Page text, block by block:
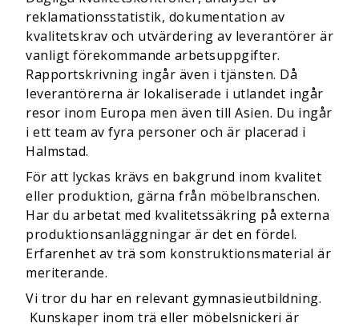
reklamationsstatistik, dokumentation av
kvalitetskrav och utvärdering av leverantörer är
vanligt förekommande arbetsuppgifter.
Rapportskrivning ingår även i tjänsten. Då
leverantörerna är lokaliserade i utlandet ingår
resor inom Europa men även till Asien. Du ingår
i ett team av fyra personer och är placerad i
Halmstad.
För att lyckas krävs en bakgrund inom kvalitet
eller produktion, gärna från möbelbranschen.
Har du arbetat med kvalitetssäkring på externa
produktionsanläggningar är det en fördel.
Erfarenhet av trä som konstruktionsmaterial är
meriterande.
Vi tror du har en relevant gymnasieutbildning.
Kunskaper inom trä eller möbelsnickeri är